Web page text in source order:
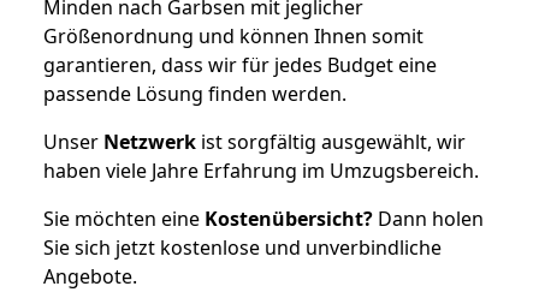
Minden nach Garbsen mit jeglicher
Größenordnung und können Ihnen somit
garantieren, dass wir für jedes Budget eine
passende Lösung finden werden.
Unser Netzwerk ist sorgfältig ausgewählt, wir
haben viele Jahre Erfahrung im Umzugsbereich.
Sie möchten eine Kostenübersicht? Dann holen
Sie sich jetzt kostenlose und unverbindliche
Angebote.